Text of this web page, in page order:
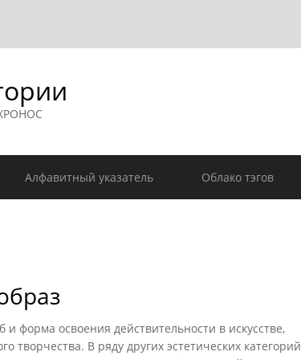
Алфавитный указатель Облако тэгов
освоения действительности в искусстве,
творчества. В ряду других эстетических категорий